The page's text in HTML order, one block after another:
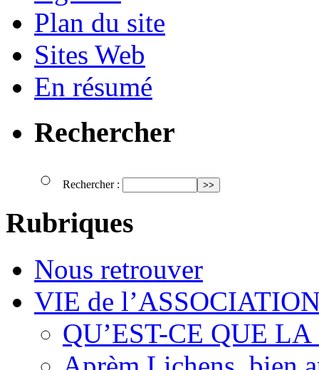
Plan du site
Sites Web
En résumé
Rechercher
Rechercher :
Rubriques
Nous retrouver
VIE de
QU’EST-CE QUE